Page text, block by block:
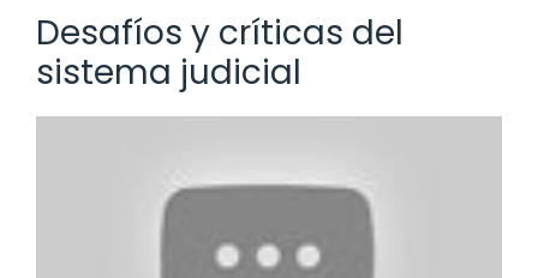
Desafíos y críticas del
sistema judicial